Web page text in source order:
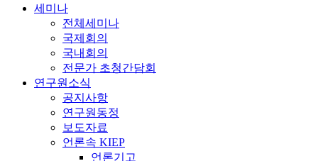
세미나
전체세미나
국제회의
국내회의
전문가 초청간담회
연구원소식
공지사항
연구원동정
보도자료
언론속 KIEP
언론기고